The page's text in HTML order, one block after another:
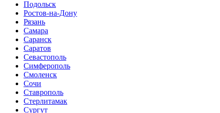
Подольск
Ростов-на-Дону
Рязань
Самара
Саранск
Саратов
Севастополь
Симферополь
Смоленск
Сочи
Ставрополь
Стерлитамак
Сургут